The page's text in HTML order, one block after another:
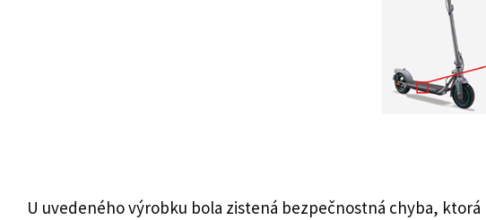
U uvedeného výrobku bola zistená bezpečnostná chyba,